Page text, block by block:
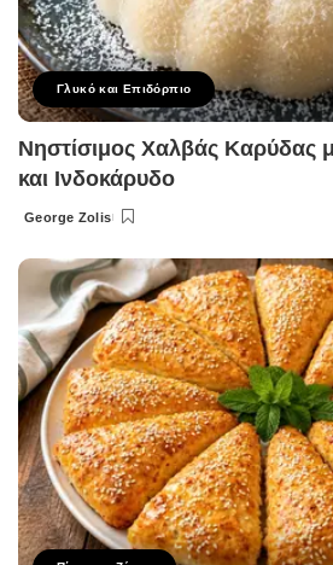
Γλυκό και Επιδόρπιο
Νηστίσιμος Χαλβάς Καρύδας
και Ινδοκάρυδο
Posted
George Zolis